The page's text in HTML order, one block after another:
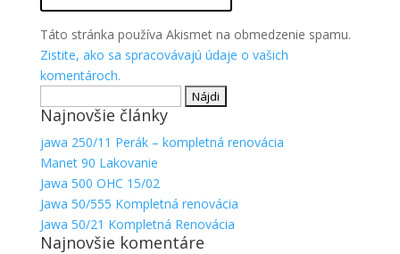
Táto stránka používa Akismet na obmedzenie spamu.
Zistite, ako sa spracovávajú údaje o vašich
komentároch.
Najnovšie články
jawa 250/11 Perák – kompletná renovácia
Manet 90 Lakovanie
Jawa 500 OHC 15/02
Jawa 50/555 Kompletná renovácia
Jawa 50/21 Kompletná Renovácia
Najnovšie komentáre